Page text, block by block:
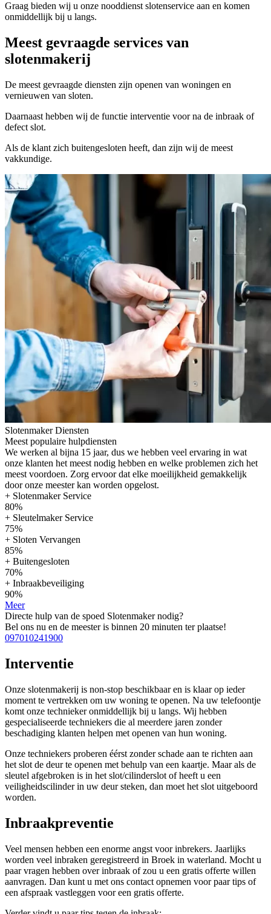
Graag bieden wij u onze nooddienst slotenservice aan en komen
onmiddellijk bij u langs.
Meest gevraagde services van
slotenmakerij
De meest gevraagde diensten zijn openen van woningen en
vernieuwen van sloten.
Daarnaast hebben wij de functie interventie voor na de inbraak of
defect slot.
Als de klant zich buitengesloten heeft, dan zijn wij de meest
vakkundige.
Slotenmaker Diensten
Meest populaire hulpdiensten
We werken al bijna 15 jaar, dus we hebben veel ervaring in wat
onze klanten het meest nodig hebben en welke problemen zich het
meest voordoen. Zorg ervoor dat elke moeilijkheid gemakkelijk
door onze meester kan worden opgelost.
+ Slotenmaker Service
80%
+ Sleutelmaker Service
75%
+ Sloten Vervangen
85%
+ Buitengesloten
70%
+ Inbraakbeveiliging
90%
Meer
Directe hulp van de spoed Slotenmaker nodig?
Bel ons nu en de meester is binnen 20 minuten ter plaatse!
097010241900
Interventie
Onze slotenmakerij is non-stop beschikbaar en is klaar op ieder
moment te vertrekken om uw woning te openen. Na uw telefoontje
komt onze technieker onmiddellijk bij u langs. Wij hebben
gespecialiseerde techniekers die al meerdere jaren zonder
beschadiging klanten helpen met openen van hun woning.
Onze techniekers proberen éérst zonder schade aan te richten aan
het slot de deur te openen met behulp van een kaartje. Maar als de
sleutel afgebroken is in het slot/cilinderslot of heeft u een
veiligheidscilinder in uw deur steken, dan moet het slot uitgeboord
worden.
Inbraakpreventie
Veel mensen hebben een enorme angst voor inbrekers. Jaarlijks
worden veel inbraken geregistreerd in Broek in waterland. Mocht u
paar vragen hebben over inbraak of zou u een gratis offerte willen
aanvragen. Dan kunt u met ons contact opnemen voor paar tips of
een afspraak vastleggen voor een gratis offerte.